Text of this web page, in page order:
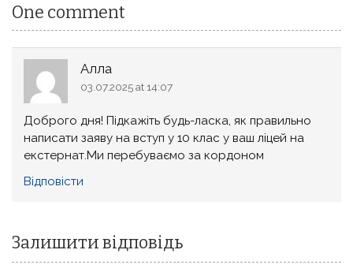
One comment
Алла
03.07.2025 at 14:07
Доброго дня! Підкажіть будь-ласка, як правильно
написати заяву на вступ у 10 клас у ваш ліцей на
екстернат.Ми перебуваємо за кордоном
Відповіcти
Залишити відповідь